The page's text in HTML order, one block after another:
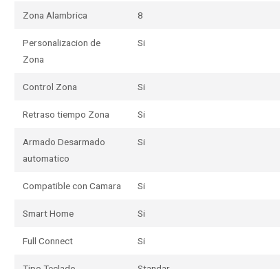
Zona Alambrica 8
Personalizacion de
Zona
Si
Control Zona Si
Retraso tiempo Zona Si
Armado Desarmado
automatico
Si
Compatible con Camara Si
Smart Home Si
Full Connect Si